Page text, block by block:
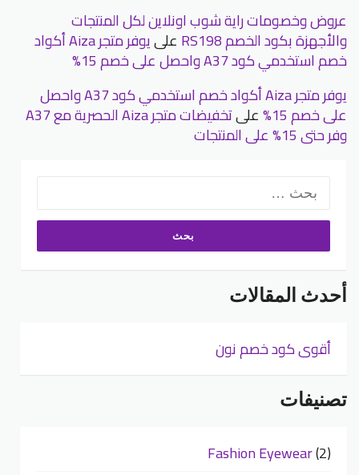
عروض وخصومات راية شوب اونلاين لكل المنتجات
والأجهزة بكود الخصم RS198 على يوفر متجر Aiza أكواد
خصم استخدمي كود A37 واحصل على خصم 15%
يوفر متجر Aiza أكواد خصم استخدمي كود A37 واحصل
على خصم 15% على تخفيضات متجر Aiza الحصرية مع A37
وفر حتى 15% على المنتجات
البحث
عن:
أحدث المقالات
أقوى كود خصم نون
تصنيفات
Fashion Eyewear(2)